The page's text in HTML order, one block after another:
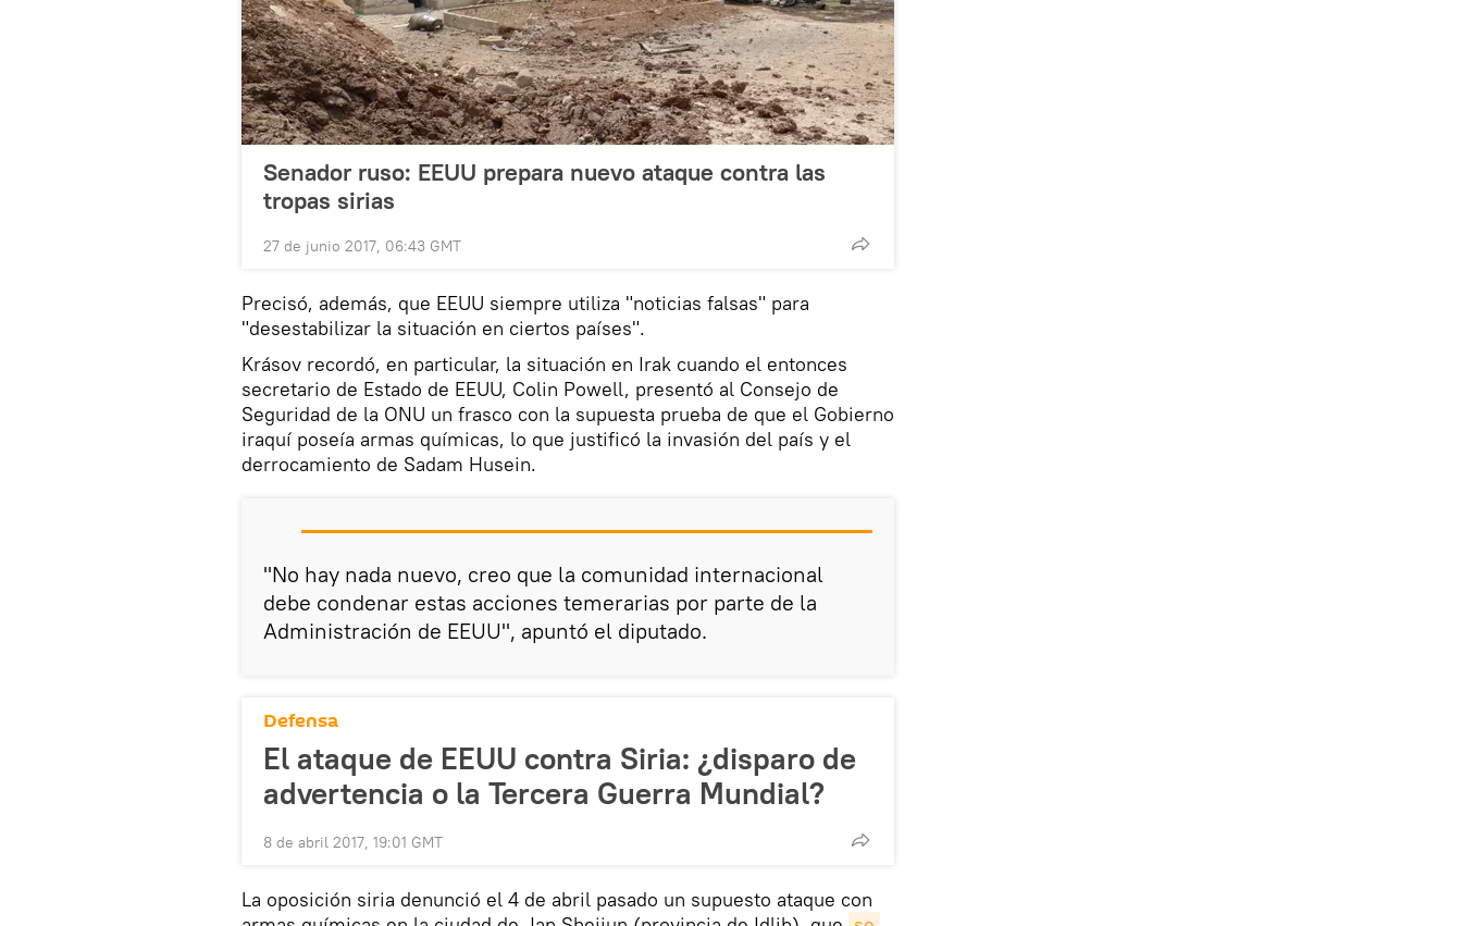
Senador ruso: EEUU prepara nuevo ataque contra las
tropas sirias
27 de junio 2017, 06:43 GMT
Precisó, además, que EEUU siempre utiliza "noticias falsas" para
"desestabilizar la situación en ciertos países".
Krásov recordó, en particular, la situación en Irak cuando el entonces
secretario de Estado de EEUU, Colin Powell, presentó al Consejo de
Seguridad de la ONU un frasco con la supuesta prueba de que el Gobierno
iraquí poseía armas químicas, lo que justificó la invasión del país y el
derrocamiento de Sadam Husein.
"No hay nada nuevo, creo que la comunidad internacional
debe condenar estas acciones temerarias por parte de la
Administración de EEUU", apuntó el diputado.
Defensa
El ataque de EEUU contra Siria: ¿disparo de
advertencia o la Tercera Guerra Mundial?
8 de abril 2017, 19:01 GMT
La oposición siria denunció el 4 de abril pasado un supuesto ataque con